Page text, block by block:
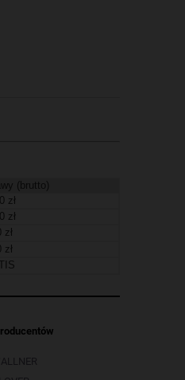
(brutto)
zł
zł
zł
zł